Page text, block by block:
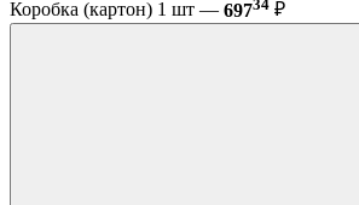
Коробка (картон) 1 шт — 697 ₽